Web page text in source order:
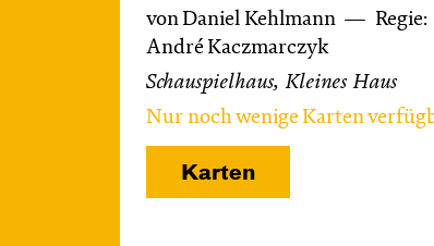
von Daniel Kehlmann
Regie:
André Kaczmarczyk
Schauspielhaus, Kleines Haus
Nur noch wenige Karten
Karten